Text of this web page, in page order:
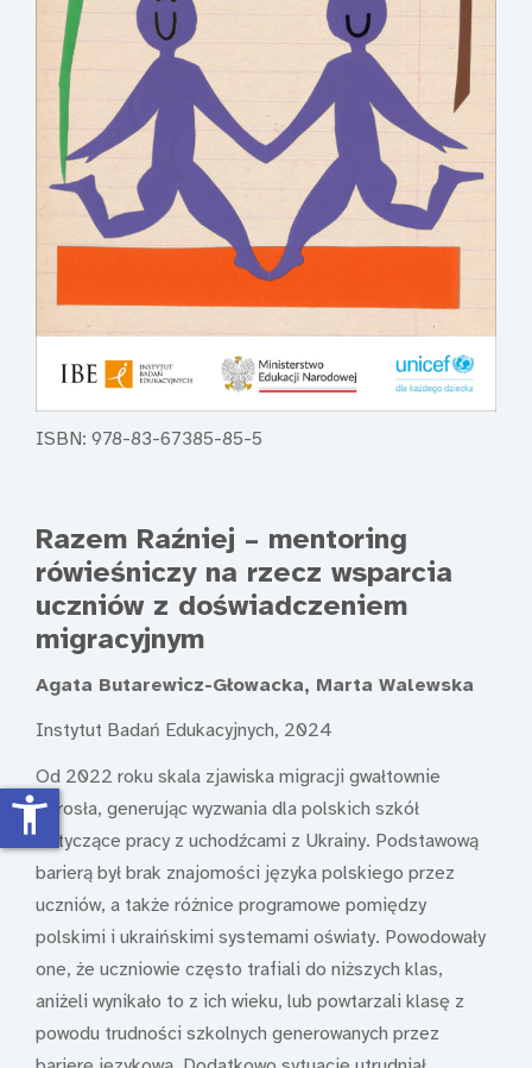
ISBN: 978-83-67385-85-5
Razem Raźniej – mentoring
rówieśniczy na rzecz wsparcia
uczniów z doświadczeniem
migracyjnym
Agata Butarewicz-Głowacka, Marta Walewska
Instytut Badań Edukacyjnych, 2024
Od 2022 roku skala zjawiska migracji gwałtownie
wzrosła, generując wyzwania dla polskich szkół
dotyczące pracy z uchodźcami z Ukrainy. Podstawową
barierą był brak znajomości języka polskiego przez
uczniów, a także różnice programowe pomiędzy
polskimi i ukraińskimi systemami oświaty. Powodowały
one, że uczniowie często trafiali do niższych klas,
aniżeli wynikało to z ich wieku, lub powtarzali klasę z
powodu trudności szkolnych generowanych przez
accessibility_new